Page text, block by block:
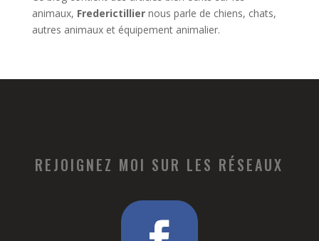
animaux, Frederictilliernous parle de chiens, chats,
autres animaux et équipement animalier.
REJOIGNEZ MOI SUR LES RÉSEAUX